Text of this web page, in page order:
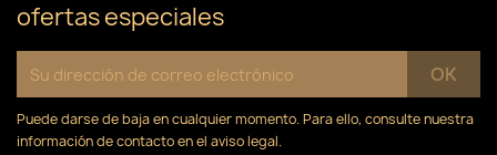
ofertas especiales
Puede darse de baja en cualquier momento. Para ello, consulte nuestra
información de contacto en el aviso legal.